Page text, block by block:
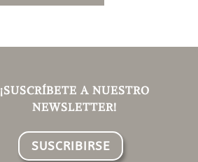
¡SUSCRÍBETE A NUESTRO
NEWSLETTER!
SUSCRIBIRSE